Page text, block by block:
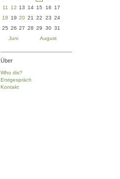
11
12 13 14 15 16
17
18
19 20 21 22 23 24
25 26 27 28 29 30 31
Juni
August
Über
Who dis?
Erstgespräch
Kontakt